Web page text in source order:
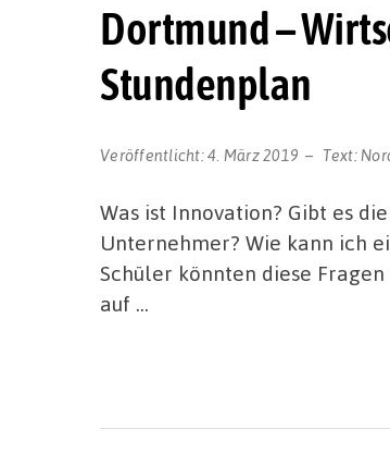
Dortmund –
Stundenplan
Veröffentlicht:4. März 2019 Text:
Was ist Innovation? Gibt es
Unternehmer? Wie kann ich
Schüler könnten diese
auf …